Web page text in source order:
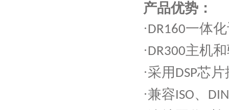
产品优势：
·DR160一体
·DR300主机
·采用 DSP芯片
·兼容ISO、 DIN